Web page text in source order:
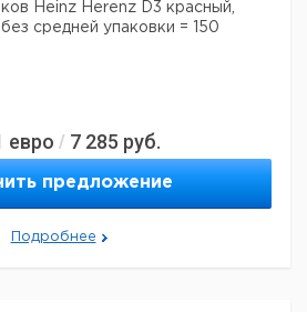
Heinz Herenz D3 красный,
средней упаковки = 150
евро / 7 285 руб.
предложение
Подробнее